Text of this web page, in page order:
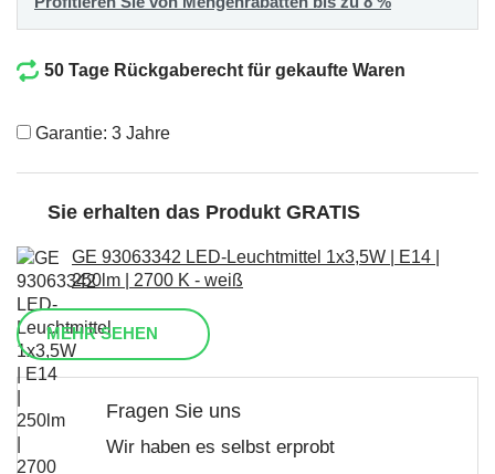
50 Tage Rückgaberecht für gekaufte Waren
Garantie: 3 Jahre
Sie erhalten das Produkt GRATIS
GE 93063342 LED-Leuchtmittel 1x3,5W | E14 |
250lm | 2700 K - weiß
MEHR SEHEN
Fragen Sie uns
Wir haben es selbst erprobt